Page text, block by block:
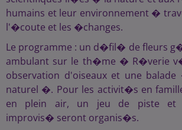
humains et leur environnement �
l'�coute et les �changes.
Le programme : un d�fil� de fleurs
ambulant sur le th�me � R�verie
observation d'oiseaux et une
naturel �. Pour les activit�s en
en plein air, un jeu de piste et
improvis� seront organis�s.